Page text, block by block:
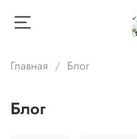
Главная Блог
Блог